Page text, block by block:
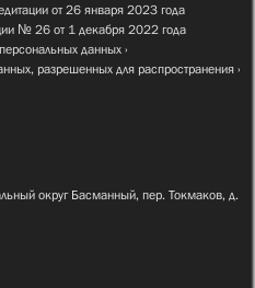
от 26 января 2023 года
№ 26 от 1 декабря 2022 года
данных
разрешенных для распространения
округ Басманный, пер. Токмаков, д.